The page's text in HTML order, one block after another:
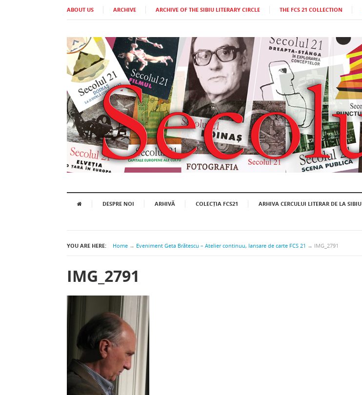
ABOUT US ARCHIVE ARCHIVE OF THE SIBIU LITERARY CIRCLE THE FCS 21 COLLECTION
DESPRE NOI ARHIVĂ COLECȚIA FCS21 ARHIVA CERCULUI LITERAR DE LA SIBIU
YOU ARE HERE: Home → Eveniment Geta Brătescu – Atelier continuu, lansare de carte FCS 21 → IMG_2791
IMG_2791